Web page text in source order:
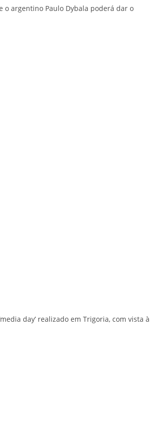
o argentino Paulo Dybala poderá dar o
day’ realizado em Trigoria, com vista à